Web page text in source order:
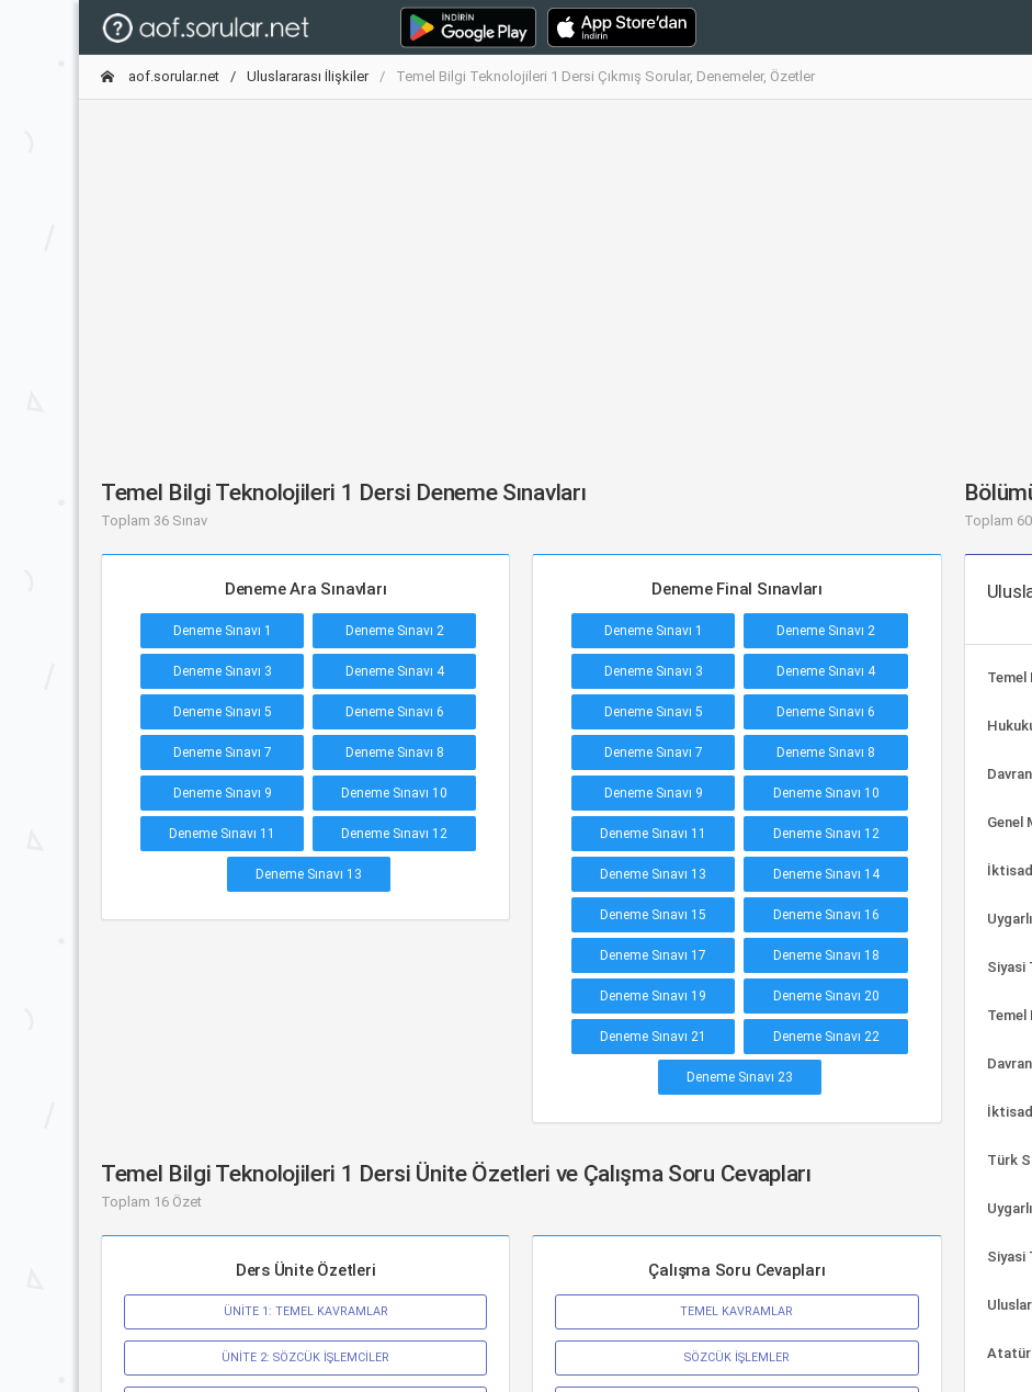
aof.sorular.net Uluslararası İlişkiler Temel Bilgi Teknolojileri 1 Dersi Çıkmış Sorular, Denemeler, Özetler
Temel Bilgi Teknolojileri 1 Dersi Deneme Sınavları
Toplam 36 Sınav
Deneme Ara Sınavları
Deneme Sınavı 1 Deneme Sınavı 2
Deneme Sınavı 3 Deneme Sınavı 4
Deneme Sınavı 5 Deneme Sınavı 6
Deneme Sınavı 7 Deneme Sınavı 8
Deneme Sınavı 9 Deneme Sınavı 10
Deneme Sınavı 11 Deneme Sınavı 12
Deneme Sınavı 13
Deneme Final Sınavları
Deneme Sınavı 1 Deneme Sınavı 2
Deneme Sınavı 3 Deneme Sınavı 4
Deneme Sınavı 5 Deneme Sınavı 6
Deneme Sınavı 7 Deneme Sınavı 8
Deneme Sınavı 9 Deneme Sınavı 10
Deneme Sınavı 11 Deneme Sınavı 12
Deneme Sınavı 13 Deneme Sınavı 14
Deneme Sınavı 15 Deneme Sınavı 16
Deneme Sınavı 17 Deneme Sınavı 18
Deneme Sınavı 19 Deneme Sınavı 20
Deneme Sınavı 21 Deneme Sınavı 22
Deneme Sınavı 23
Temel Bilgi Teknolojileri 1 Dersi Ünite Özetleri ve Çalışma Soru Cevapları
Toplam 16 Özet
Ders Ünite Özetleri
ÜNİTE 1: TEMEL KAVRAMLAR
ÜNİTE 2: SÖZCÜK İŞLEMCİLER
Çalışma Soru Cevapları
TEMEL KAVRAMLAR
SÖZCÜK İŞLEMLER
Toplam
Temel
Genel
Siyasi
Temel
Türk
Siyasi